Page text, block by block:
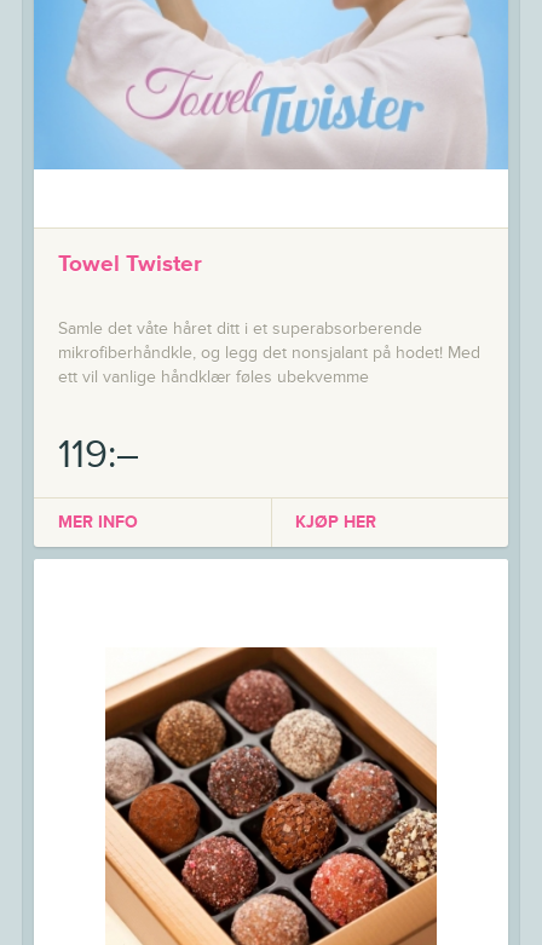
Towel Twister
Samle det våte håret ditt i et superabsorberende
mikrofiberhåndkle, og legg det nonsjalant på hodet! Med
ett vil vanlige håndklær føles ubekvemme
119:–
MER INFO KJØP HER